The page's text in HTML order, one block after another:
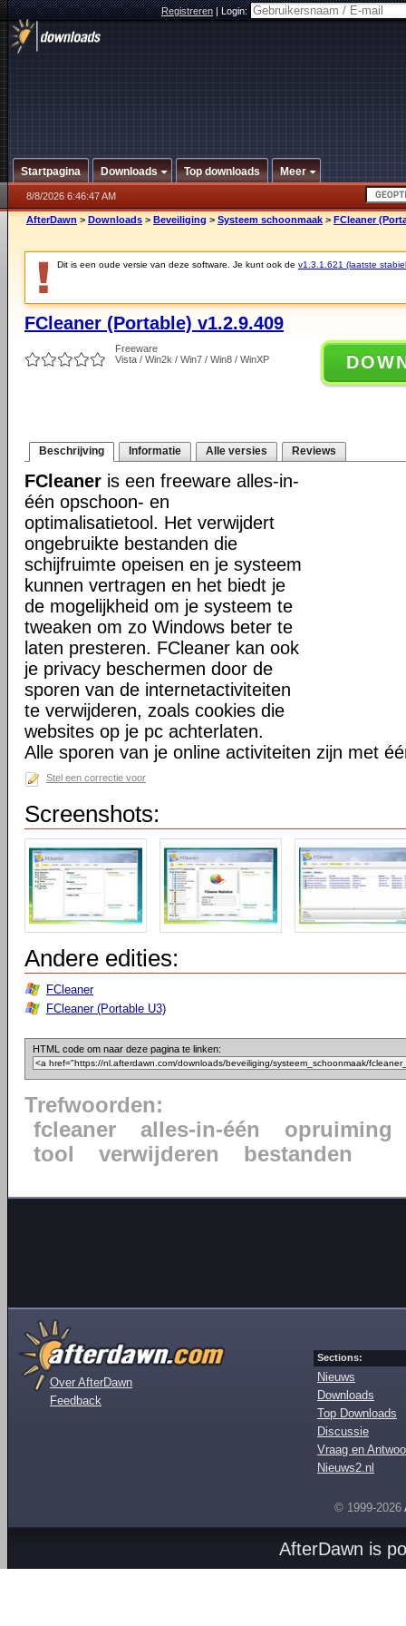
Registreren|Login:
Startpagina Downloads Top downloads Meer
8/8/2026 6:46:47 AM
AfterDawn > Downloads > Beveiliging > Systeem schoonmaak > FCleaner
Dit is een oude versie van deze software. Je kunt ook de v1.3.1.621 (laatste
FCleaner (Portable) v1.2.9.409
Freeware
Vista / Win2k / Win7 / Win8 / WinXP
Beschrijving Informatie Alle versies Reviews
FCleaner is een freeware alles-in-
één opschoon- en
optimalisatietool. Het verwijdert
ongebruikte bestanden die
schijfruimte opeisen en je systeem
kunnen vertragen en het biedt je
de mogelijkheid om je systeem te
tweaken om zo Windows beter te
laten presteren. FCleaner kan ook
je privacy beschermen door de
sporen van de internetactiviteiten
te verwijderen, zoals cookies die
websites op je pc achterlaten.
Alle sporen van je online activiteiten zijn met
Stel een correctie voor
Screenshots:
Andere edities:
FCleaner
FCleaner (Portable U3)
HTML code om naar deze pagina te linken:
Trefwoorden:
fcleaner
alles-in-één
opruiming
tool
verwijderen bestanden
Over AfterDawn
Feedback
Sections:
Nieuws
Downloads
Top Downloads
Discussie
Vraag en
Nieuws2.nl
© 1999-2026
AfterDawn is